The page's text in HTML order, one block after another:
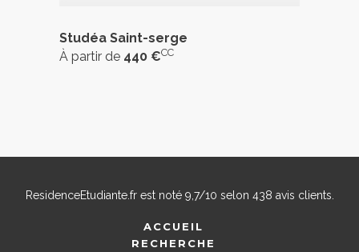
Studéa Saint-serge
À partir de 440 €CC
ResidenceEtudiante.frest noté 9,7/10 selon 438 avis clients.
ACCUEIL
RECHERCHE